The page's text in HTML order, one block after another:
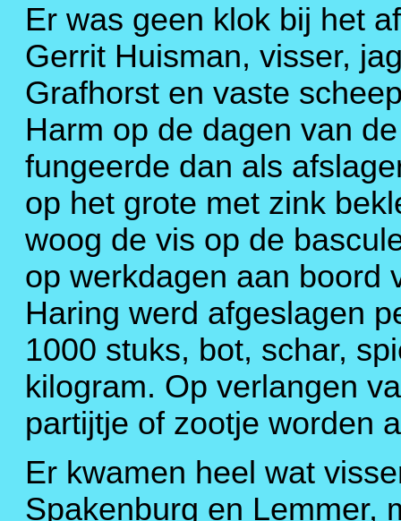
Er was geen klok bij het
Gerrit Huisman, visser,
Grafhorst en vaste
Harm op de dagen van
fungeerde dan als
op het grote met zink
woog de vis op de
op werkdagen aan boord
Haring werd afgeslagen
1000 stuks, bot, schar,
kilogram. Op verlangen
partijtje of zootje worden
Er kwamen heel wat
Spakenburg en Lemmer,